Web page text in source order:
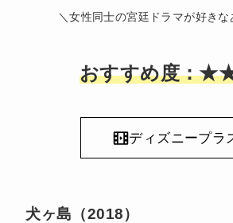
＼女性同士の宮廷ドラマが好きな
おすすめ度：
ディズニープラ
犬ヶ島（2018）